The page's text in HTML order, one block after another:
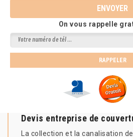
On vous rappelle
Devis entreprise de
La collection et la canalisation